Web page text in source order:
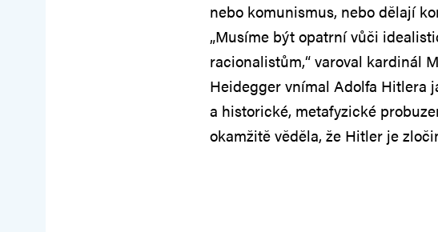
nebo komunismus, nebo dělají
„Musíme být opatrní vůči
racionalistům,“ varoval kardinál
Heidegger vnímal Adolfa Hitlera
a historické, metafyzické
okamžitě věděla, že Hitler je